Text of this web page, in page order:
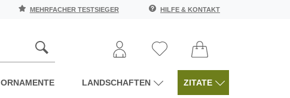
MEHRFACHER TESTSIEGER HILFE & KONTAKT
ORNAMENTE LANDSCHAFTEN ZITATE